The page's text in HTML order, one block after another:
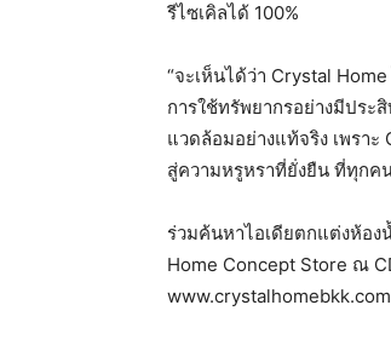
รีไซเคิลได้ 100%
“จะเห็นได้ว่า Crystal
การใช้ทรัพยากรอย่างมีปร
แวดล้อมอย่างแท้จริง เพรา
สู่ความหรูหราที่ยั่งยืน ที่ทุกค
ร่วมค้นหาไอเดียตกแต่งห้อง
Home Concept Store ณ